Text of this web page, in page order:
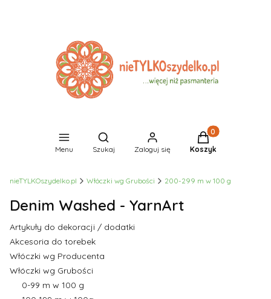
Menu
Otwórz wyszukiwarkę
Szukaj Zaloguj się
Produkty w
Koszyk
nieTYLKOszydelko.pl Włóczki wg Grubości 200-299 m w 100 g
Denim Washed - YarnArt
Artykuły do dekoracji / dodatki
Akcesoria do torebek
Włóczki wg Producenta
Włóczki wg Grubości
0-99 m w 100 g